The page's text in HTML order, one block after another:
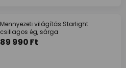
Mennyezeti világítás Starlight
csillagos ég, sárga
89 990 Ft